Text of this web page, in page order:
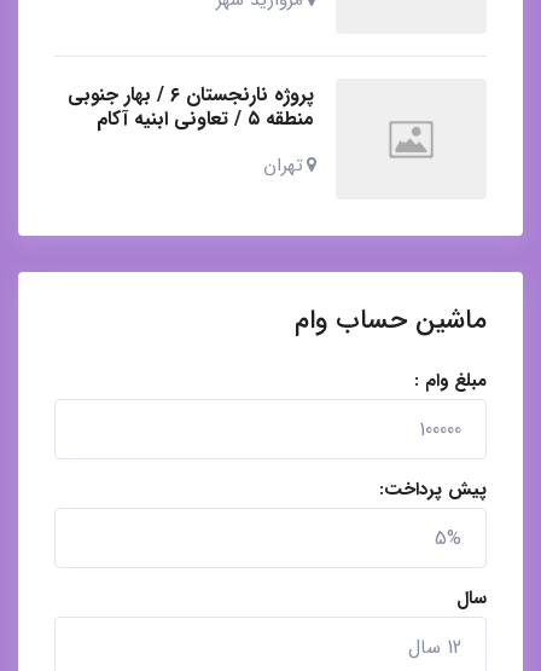
پروژه نارنجستان ۶ / بهار جنوبی
منطقه ۵ / تعاونی ابنیه آکام
تهران
ماشین حساب وام
مبلغ وام :
پیش پرداخت:
سال